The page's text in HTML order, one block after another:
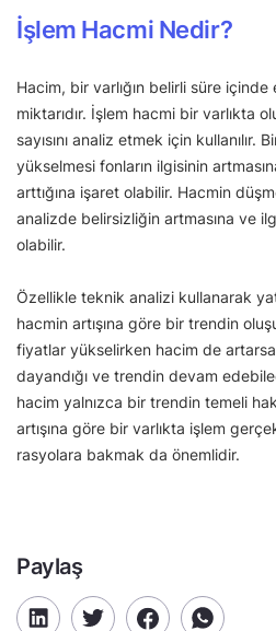
İşlem Hacmi Nedir?
Hacim, bir varlığın belirli süre
miktarıdır. İşlem hacmi bir varlıkta
sayısını analiz etmek için kullanılır.
yükselmesi fonların ilgisinin
arttığına işaret olabilir. Hacmin
analizde belirsizliğin artmasına ve
olabilir.
Özellikle teknik analizi kullanarak
hacmin artışına göre bir trendin
fiyatlar yükselirken hacim de
dayandığı ve trendin devam
hacim yalnızca bir trendin temeli
artışına göre bir varlıkta işlem
rasyolara bakmak da önemlidir.
Paylaş